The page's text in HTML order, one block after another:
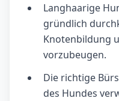
Langhaarige
gründlich
Knotenbildung
vorzubeugen.
Die richtige
des Hundes